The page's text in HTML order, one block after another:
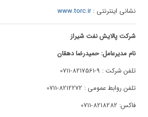
نشانی اینترنتی :www.torc.ir
شرکت پالایش نفت شیراز
نام مدیرعامل: حمیدرضا دهقان
تلفن شرکت : 9-8217561-0711
تلفن روابط عمومی : 8212272-0711
فاکس: 8218282-0711